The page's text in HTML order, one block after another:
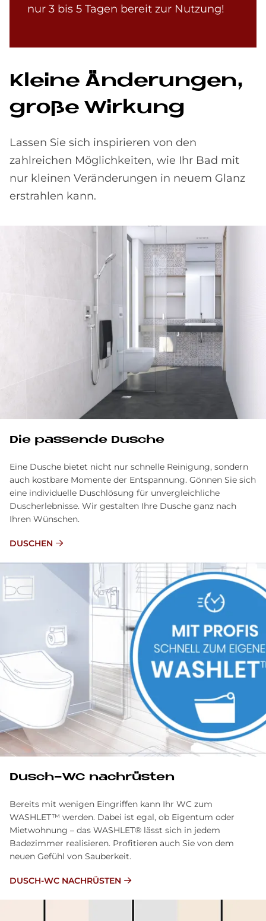
nur 3 bis 5 Tagen bereit zur Nutzung!
Klei­ne Än­de­run­gen,
große Wir­kung
Lassen Sie sich inspirieren von den
zahlreichen Möglichkeiten, wie Ihr Bad mit
nur kleinen Veränderungen in neuem Glanz
erstrahlen kann.
Die pas­sen­de Du­sche
Eine Dusche bietet nicht nur schnelle Reinigung, sondern
auch kostbare Momente der Entspannung. Gönnen Sie sich
eine individuelle Duschlösung für unvergleichliche
Duscherlebnisse. Wir gestalten Ihre Dusche ganz nach
Ihren Wünschen.
DUSCHEN
Dusch-WC nach­rü­sten
Bereits mit wenigen Eingriffen kann Ihr WC zum
WASHLET™ werden. Dabei ist egal, ob Eigentum oder
Mietwohnung – das WASHLET® lässt sich in jedem
Badezimmer realisieren. Profitieren auch Sie von dem
neuen Gefühl von Sauberkeit.
DUSCH-WC NACHRÜSTEN